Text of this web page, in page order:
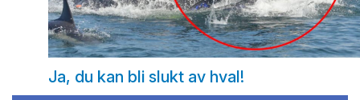
Ja, du kan bli slukt av hval!